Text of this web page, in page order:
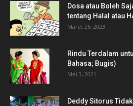
Dosa atau Boleh
tentang Halal atau
Maret 26, 2023
Rindu Terdalam
Bahasa; Bugis)
Mei 3, 2021
Deddy Sitorus